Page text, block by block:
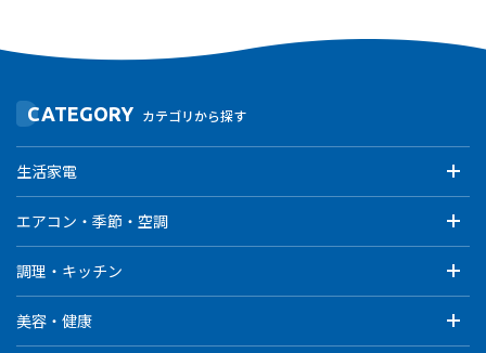
CATEGORY カテゴリから探す
生活家電
エアコン・季節・空調
調理・キッチン
美容・健康